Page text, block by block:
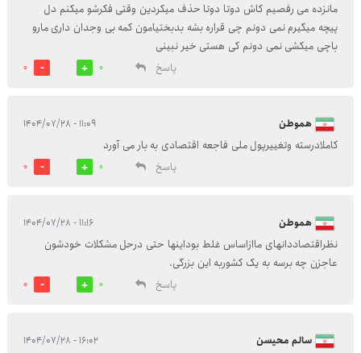
مانزده می رفصیم کاش دوتا دوتا حذف میکردین وقتی فکرشو میکنم دل
پیچه میگیرم نمی دونم چی قراره بشه بدبختیامون کمه بی وجدان داری مارو
باچی میکشی نمی دونم کی هستی خیر نبینی
پاسخ
0
0
هموطن ۱۱:۰۹ - ۱۴۰۴/۰۷/۲۸
کاملادرسته وتغییرپول ملی فاجعه اقتصادی به بار می آورد
پاسخ
0
0
هموطن ۱۱:۱۶ - ۱۴۰۴/۰۷/۲۸
نظراقتصاددانهای ماازاساس غلط بوداینها حتی درحل مشکلات خودشون
عاجزن چه برسه به یک کشوربه این بزرگی.
پاسخ
0
0
سالم محیسن ۱۶:۰۲ - ۱۴۰۴/۰۷/۲۸